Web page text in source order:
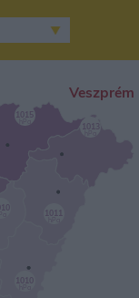
Veszprém
1010
1011
1015
1013